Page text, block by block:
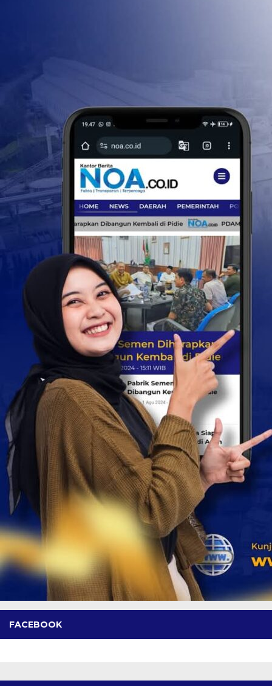
FACEBOOK